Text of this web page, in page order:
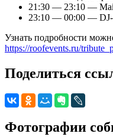
21:30 — 23:10 —
23:10 — 00:00 — DJ-
Узнать подробности
https://roofevents.ru/
Поделиться
Фотографии